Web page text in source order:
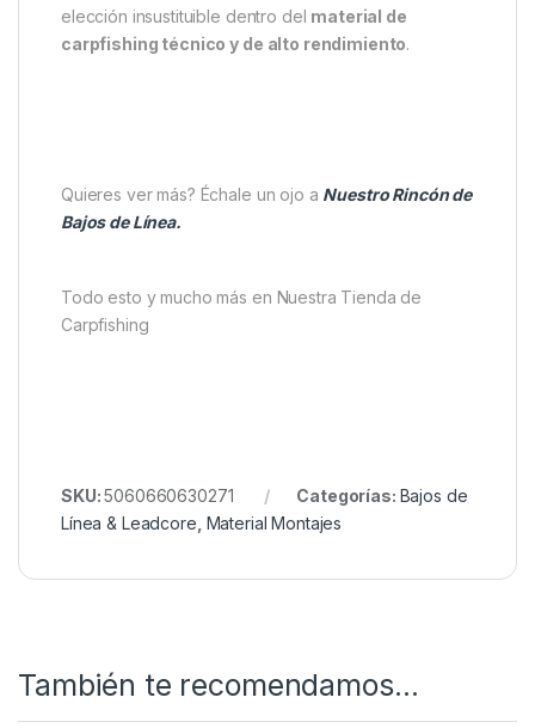
elección insustituible dentro del material de
carpfishing técnico y de alto rendimiento.
Quieres ver más? Échale un ojo a Nuestro Rincón de
Bajos de Línea.
Todo esto y mucho más en Nuestra Tienda de
Carpfishing
SKU:5060660630271 Categorías: Bajos de
Línea & Leadcore Material Montajes
También te recomendamos…